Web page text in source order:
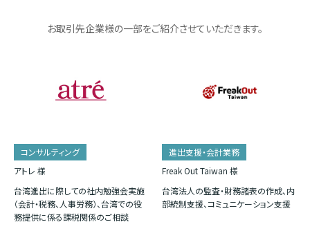
お取引先企業様の一部をご紹介させていただきます。
コンサルティング
アトレ 様
台湾進出に際しての社内勉強会実施
（会計・税務、人事労務）、台湾での役
務提供に係る課税関係のご相談
進出支援・会計業務
Freak Out Taiwan 様
台湾法人の監査・財務諸表の作成、内
部統制支援、コミュニケーション支援